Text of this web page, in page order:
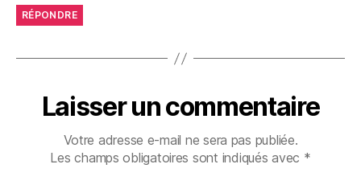
RÉPONDRE
Laisser un commentaire
Votre adresse e-mail ne sera pas publiée.
Les champs obligatoires sont indiqués avec *